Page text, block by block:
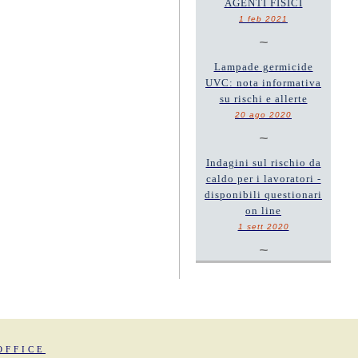
AGENTI FISICI
1 feb 2021
~
Lampade germicide
UVC: nota informativa
su rischi e allerte
20 ago 2020
~
Indagini sul rischio da
caldo per i lavoratori -
disponibili questionari
on line
1 sett 2020
~